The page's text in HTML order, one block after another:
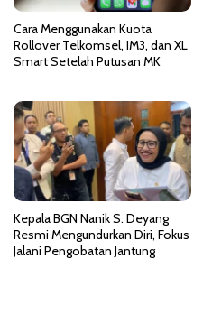
Cara Menggunakan Kuota
Rollover Telkomsel, IM3, dan XL
Smart Setelah Putusan MK
Kepala BGN Nanik S. Deyang
Resmi Mengundurkan Diri, Fokus
Jalani Pengobatan Jantung